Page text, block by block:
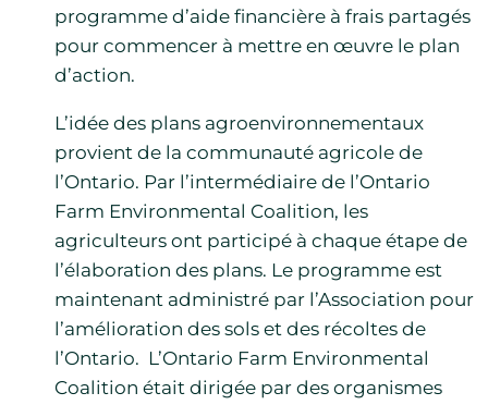
programme d’aide financière à frais partagés
pour commencer à mettre en œuvre le plan
d’action.
L’idée des plans agroenvironnementaux
provient de la communauté agricole de
l’Ontario. Par l’intermédiaire de l’Ontario
Farm Environmental Coalition, les
agriculteurs ont participé à chaque étape de
l’élaboration des plans. Le programme est
maintenant administré par l’Association pour
l’amélioration des sols et des récoltes de
l’Ontario. L’Ontario Farm Environmental
Coalition était dirigée par des organismes